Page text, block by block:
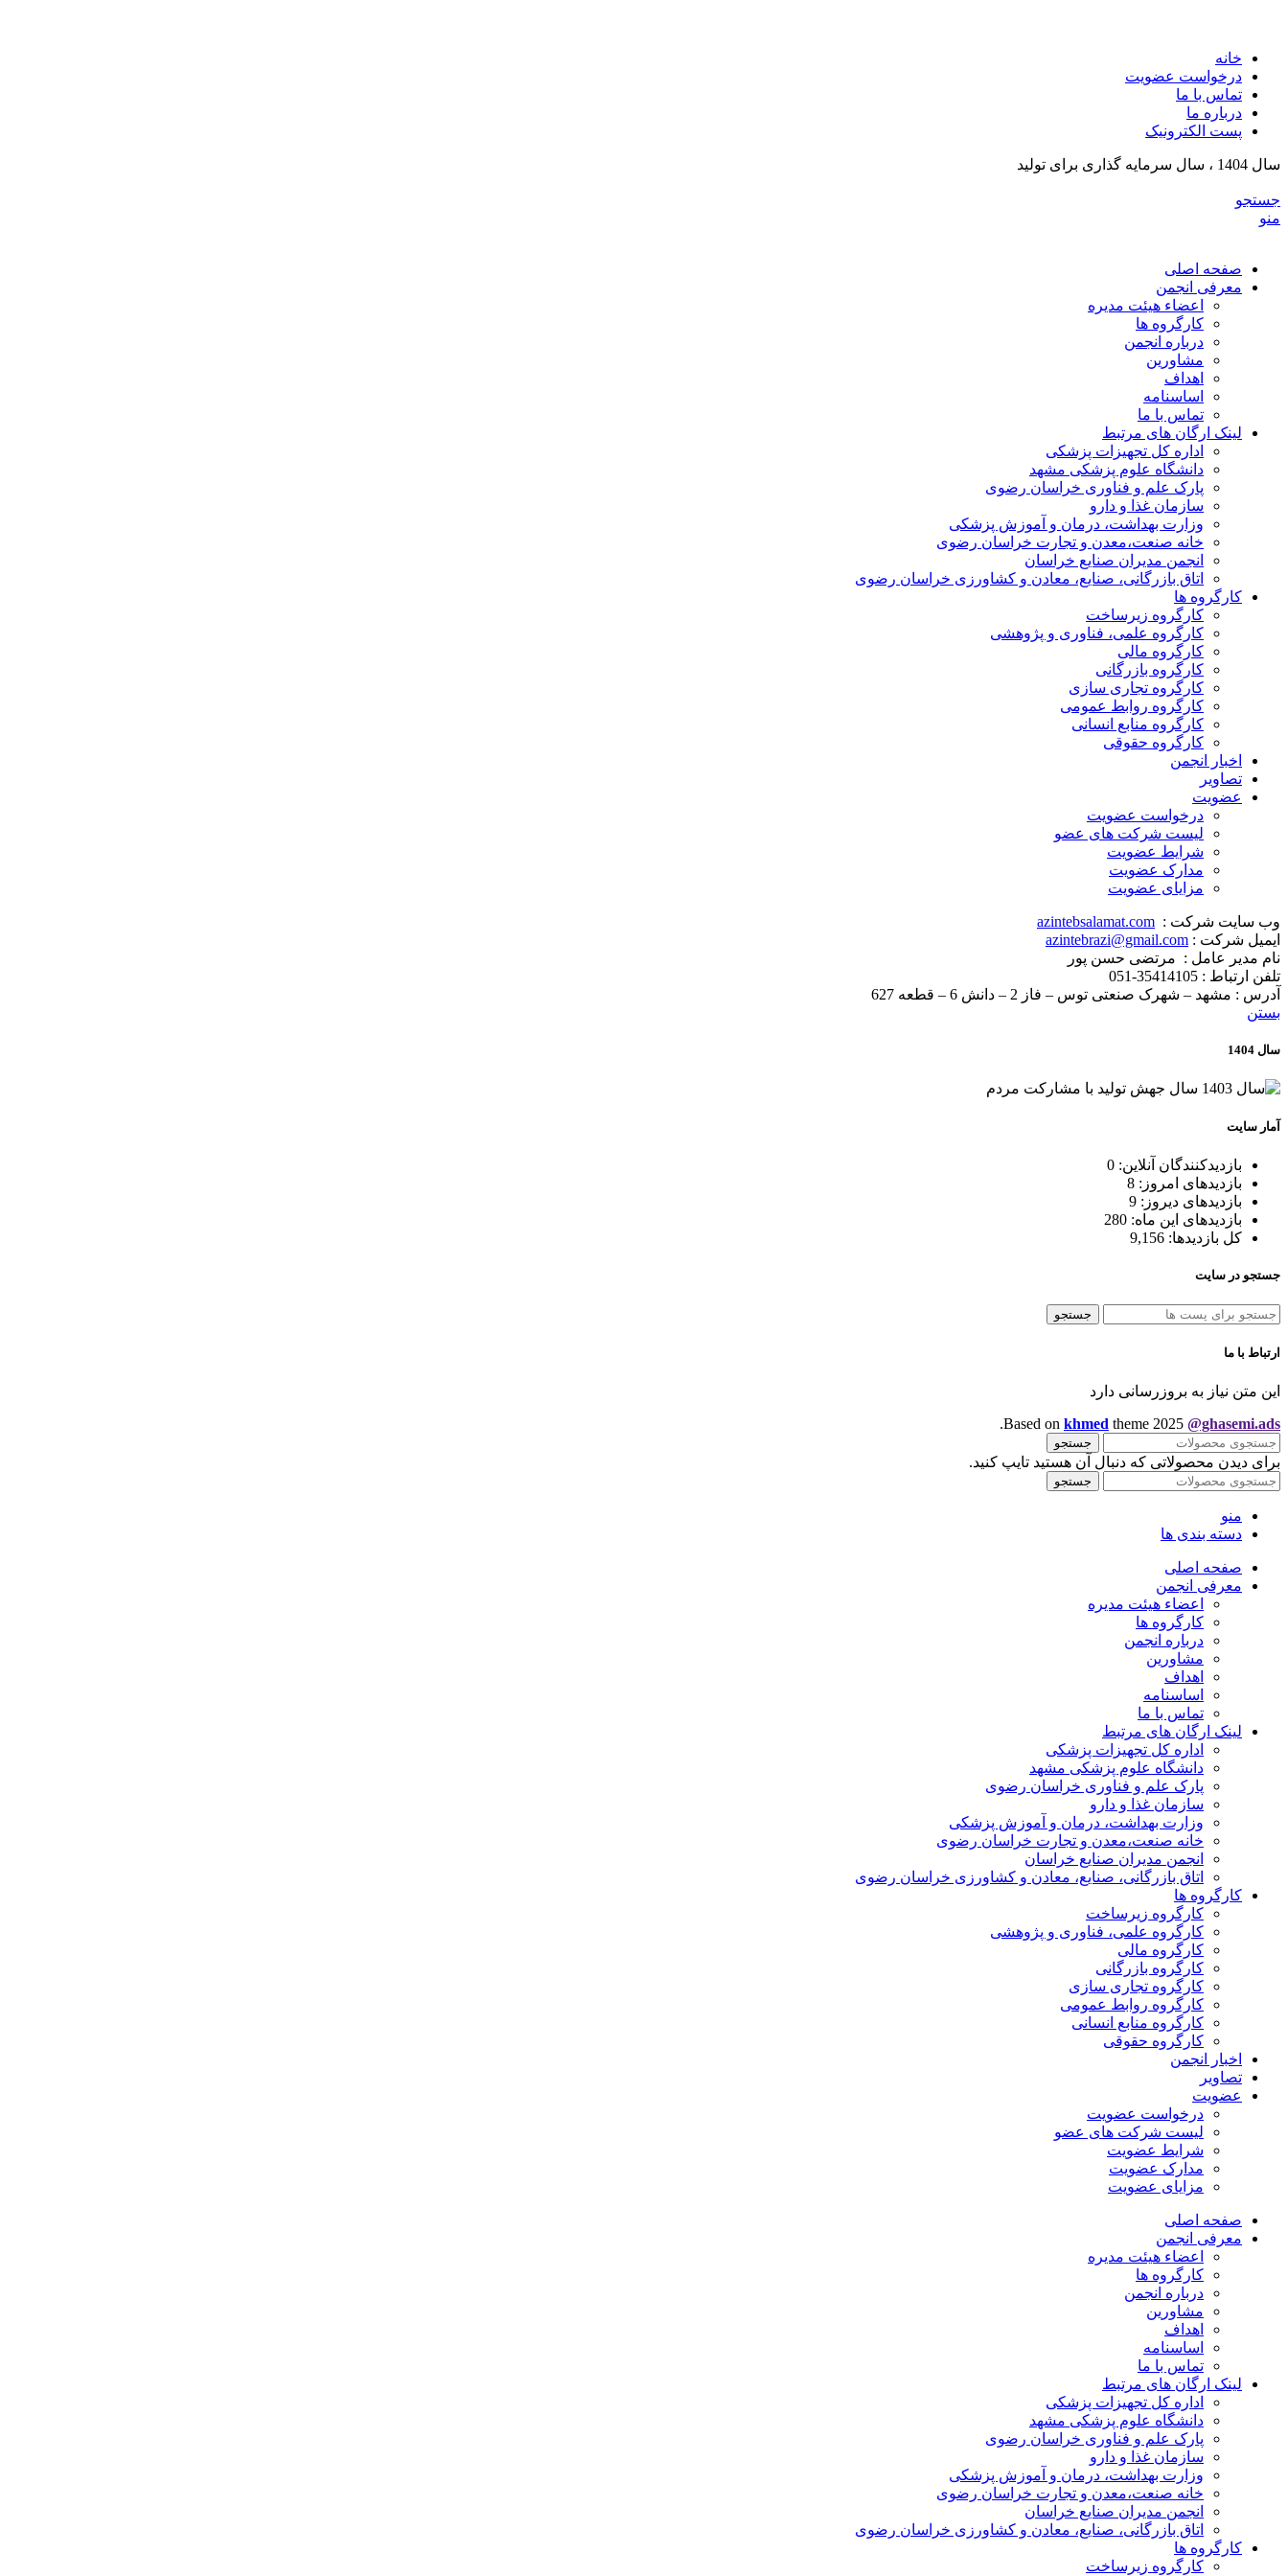
خانه
درخواست عضویت
تماس با ما
درباره ما
پست الکترونیک
سال 1404 ، سال سرمایه گذاری برای تولید
جستجو
منو
صفحه اصلی
معرفی انجمن
اعضاء هیئت مدیره
کارگروه ها
درباره انجمن
مشاورین
اهداف
اساسنامه
تماس با ما
لینک ارگان های مرتبط
اداره کل تجهیزات پزشکی
دانشگاه علوم پزشکی مشهد
پارک علم و فناوری خراسان رضوی
سازمان غذا و دارو
وزارت بهداشت، درمان و آموزش پزشکی
خانه صنعت،معدن و تجارت خراسان رضوی
انجمن مدیران صنایع خراسان
اتاق بازرگانی، صنایع، معادن و کشاورزی خراسان رضوی
کارگروه ها
کارگروه زیرساخت
کارگروه علمی، فناوری و پژوهشی
کارگروه مالی
کارگروه بازرگانی
کارگروه تجاری سازی
کارگروه روابط عمومی
کارگروه منابع انسانی
کارگروه حقوقی
اخبار انجمن
تصاویر
عضویت
درخواست عضویت
لیست شرکت های عضو
شرایط عضویت
مدارک عضویت
مزایای عضویت
وب سایت شرکت : azintebsalamat.com
ایمیل شرکت : azintebrazi@gmail.com
نام مدیر عامل : مرتضی حسن پور
تلفن ارتباط : 35414105-051
آدرس : مشهد – شهرک صنعتی توس – فاز 2 – دانش 6 – قطعه 627
بستن
سال 1404
آمار سایت
بازدیدکنندگان آنلاین: 0
بازدیدهای امروز: 8
بازدیدهای دیروز: 9
بازدیدهای این ماه: 280
کل بازدیدها: 9,156
جستجو در سایت
جستجو
ارتباط با ما
این متن نیاز به بروزرسانی دارد
Based on khmed theme 2025 @ghasemi.ads
.
جستجو
برای دیدن محصولاتی که دنبال آن هستید تایپ کنید.
جستجو
منو
دسته بندی ها
صفحه اصلی
معرفی انجمن
اعضاء هیئت مدیره
کارگروه ها
درباره انجمن
مشاورین
اهداف
اساسنامه
تماس با ما
لینک ارگان های مرتبط
اداره کل تجهیزات پزشکی
دانشگاه علوم پزشکی مشهد
پارک علم و فناوری خراسان رضوی
سازمان غذا و دارو
وزارت بهداشت، درمان و آموزش پزشکی
خانه صنعت،معدن و تجارت خراسان رضوی
انجمن مدیران صنایع خراسان
اتاق بازرگانی، صنایع، معادن و کشاورزی خراسان رضوی
کارگروه ها
کارگروه زیرساخت
کارگروه علمی، فناوری و پژوهشی
کارگروه مالی
کارگروه بازرگانی
کارگروه تجاری سازی
کارگروه روابط عمومی
کارگروه منابع انسانی
کارگروه حقوقی
اخبار انجمن
تصاویر
عضویت
درخواست عضویت
لیست شرکت های عضو
شرایط عضویت
مدارک عضویت
مزایای عضویت
صفحه اصلی
معرفی انجمن
اعضاء هیئت مدیره
کارگروه ها
درباره انجمن
مشاورین
اهداف
اساسنامه
تماس با ما
لینک ارگان های مرتبط
اداره کل تجهیزات پزشکی
دانشگاه علوم پزشکی مشهد
پارک علم و فناوری خراسان رضوی
سازمان غذا و دارو
وزارت بهداشت، درمان و آموزش پزشکی
خانه صنعت،معدن و تجارت خراسان رضوی
انجمن مدیران صنایع خراسان
اتاق بازرگانی، صنایع، معادن و کشاورزی خراسان رضوی
کارگروه ها
کارگروه زیرساخت